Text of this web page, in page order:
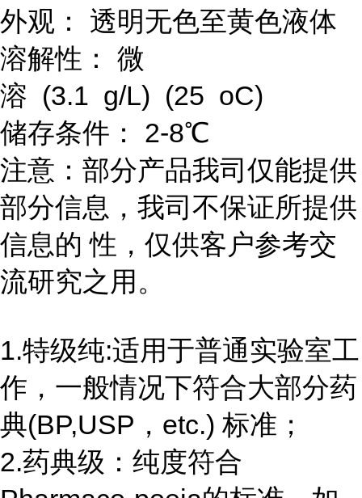
外观： 透明无色至黄色液体
溶解性： 微
溶 (3.1 g/L) (25 oC)
储存条件： 2-8℃
注意：部分产品我司仅能提供
部分信息，我司不保证所提供
信息的 性，仅供客户参考交
流研究之用。
1.特级纯:适用于普通实验室工
作，一般情况下符合大部分药
典(BP,USP，etc.) 标准；
2.药典级：纯度符合